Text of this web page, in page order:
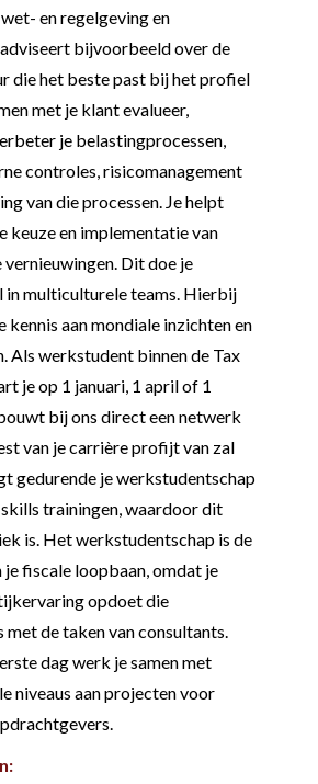
en regelgeving en
bijvoorbeeld over de
die het beste past bij het profiel
met je klant evalueer,
je belastingprocessen,
controles, risicomanagement
van die processen. Je helpt
keuze en implementatie van
Dit doe je
in multiculturele teams. Hierbij
kennis aan mondiale inzichten en
Als werkstudent binnen de Tax
je op 1 januari, 1 april of 1
bij ons direct een netwerk
van je carrière profijt van zal
gedurende je werkstudentschap
trainingen, waardoor dit
is. Het werkstudentschap is de
je fiscale loopbaan, omdat je
opdoet die
de taken van consultants.
dag werk je samen met
niveaus aan projecten voor